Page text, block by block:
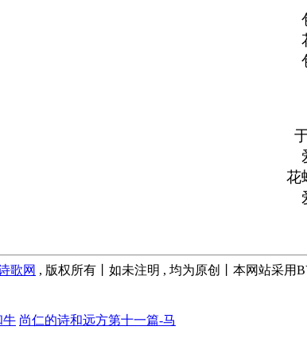
花
歌网 , 版权所有丨如未注明 , 均为原创丨本网站采用
牛 尚仁的诗和远方第十一篇-马